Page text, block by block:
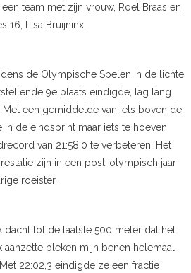
team met zijn vrouw, Roel Braas en
16, Lisa Bruijninx.
de Olympische Spelen in de lichte
9e plaats eindigde, lag lang
een gemiddelde van iets boven de
de eindsprint maar iets te hoeven
van 21:58,0 te verbeteren. Het
zijn in een post-olympisch jaar
roeister.
dacht tot de laatste 500 meter dat het
aanzette bleken mijn benen helemaal
22:02,3 eindigde ze een fractie